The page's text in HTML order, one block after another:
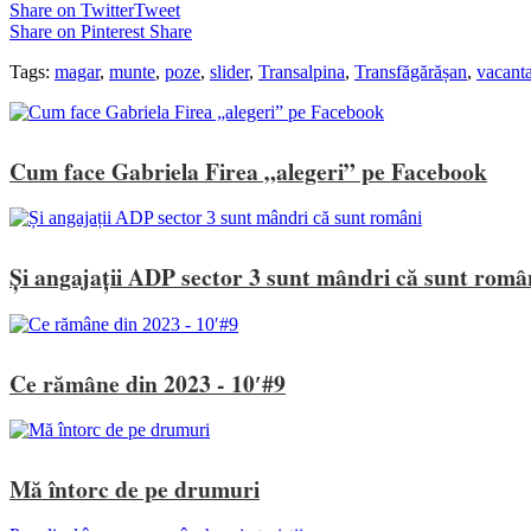
Share on TwitterTweet
Share on Pinterest Share
Tags: magar, munte, poze, slider, Transalpina, Transfăgărășan,
Cum face Gabriela Firea „alegeri” pe Facebook
Și angajații ADP sector 3 sunt mândri că sunt
Ce rămâne din 2023 - 10′#9
Mă întorc de pe drumuri